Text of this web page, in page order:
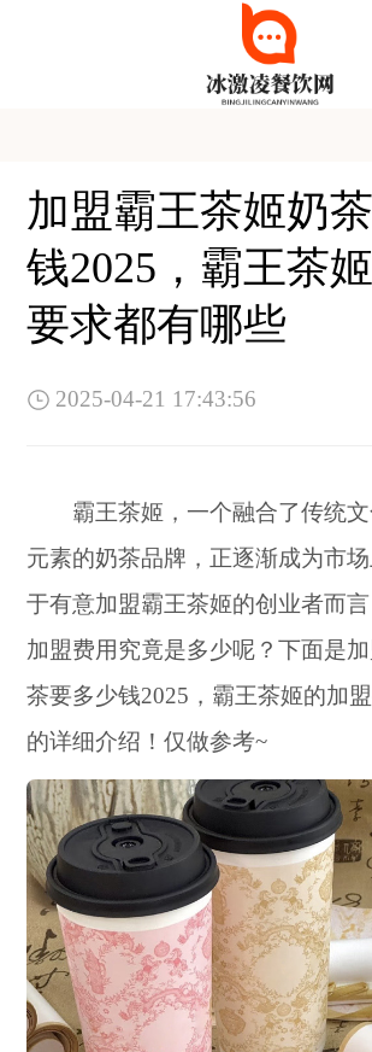
加盟霸王茶姬奶
钱2025，霸王茶
要求都有哪些
2025-04-21 17:43:56
霸王茶姬，一个融合了传统文
元素的奶茶品牌，正逐渐成为市
于有意加盟霸王茶姬的创业者而
加盟费用究竟是多少呢？下面是
茶要多少钱2025，霸王茶姬的加
的详细介绍！仅做参考~